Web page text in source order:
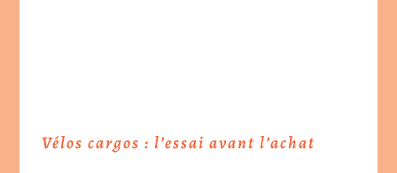
Vélos cargos : l’essai avant l’achat